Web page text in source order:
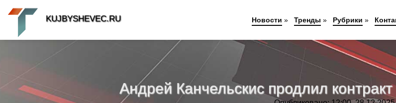
Андрей Канчельскис продлил
KUJBYSHEVEC.RU Новости » Тренды » Рубрики »